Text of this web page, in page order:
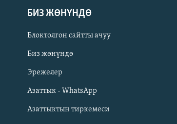
Русский
ОНЛАЙН ШЕРИНЕ
БИЗ ЖӨНҮНДӨ
Блоктолгон сайтты ачуу
Биз жөнүндө
Эрежелер
Азаттык - WhatsApp
Азаттыктын тиркемеси